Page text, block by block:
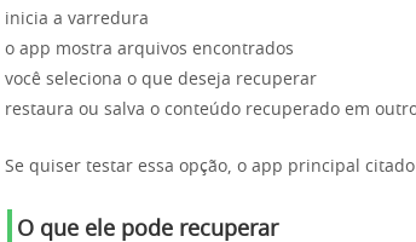
inicia a varredura
o app mostra arquivos encontrados
você seleciona o que deseja recuperar
restaura ou salva o conteúdo recuperado em outro
Se quiser testar essa opção, o app principal
O que ele pode recuperar